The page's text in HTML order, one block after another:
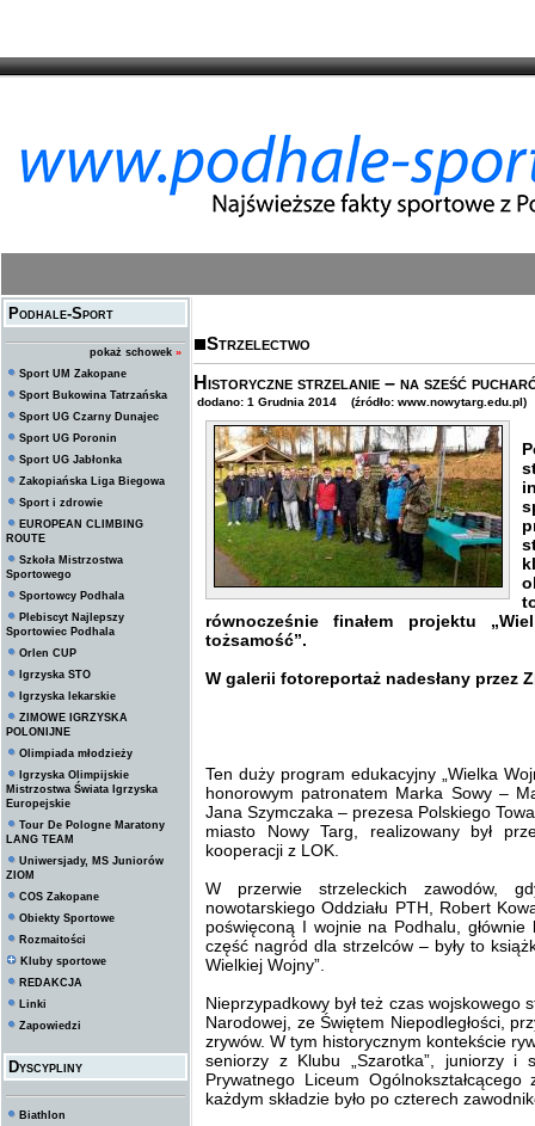
Podhale-Sport
pokaż schowek »
Sport UM Zakopane
Sport Bukowina Tatrzańska
Sport UG Czarny Dunajec
Sport UG Poronin
Sport UG Jabłonka
Zakopiańska Liga Biegowa
Sport i zdrowie
EUROPEAN CLIMBING
ROUTE
Szkoła Mistrzostwa
Sportowego
Sportowcy Podhala
Plebiscyt Najlepszy
Sportowiec Podhala
Orlen CUP
Igrzyska STO
Igrzyska lekarskie
ZIMOWE IGRZYSKA
POLONIJNE
Olimpiada młodzieży
Igrzyska Olimpijskie
Mistrzostwa Świata Igrzyska
Europejskie
Tour De Pologne Maratony
LANG TEAM
Uniwersjady, MS Juniorów
ZIOM
COS Zakopane
Obiekty Sportowe
Rozmaitości
Kluby sportowe
REDAKCJA
Linki
Zapowiedzi
Dyscypliny
Biathlon
Strzelectwo
Historyczne strzelanie – na sześć
dodano: 1 Grudnia 2014 (źródło: www.nowytarg.edu.pl)
równocześnie finałem projektu
tożsamość”.
W galerii fotoreportaż nadesłany przez
Ten duży program edukacyjny „Wielka
honorowym patronatem Marka Sowy –
Jana Szymczaka – prezesa Polskiego
miasto Nowy Targ, realizowany był
kooperacji z LOK.
W przerwie strzeleckich zawodów,
nowotarskiego Oddziału PTH, Robert
poświęconą I wojnie na Podhalu,
część nagród dla strzelców – były to
Wielkiej Wojny”.
Nieprzypadkowy był też czas
Narodowej, ze Świętem Niepodległości,
zrywów. W tym historycznym kontekście
seniorzy z Klubu „Szarotka”, juniorzy i
Prywatnego Liceum
każdym składzie było po czterech